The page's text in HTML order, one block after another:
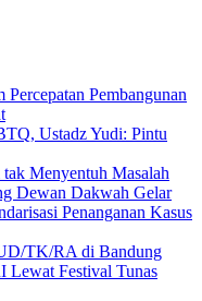
Pembangunan
Ustadz Yudi: Pintu
Menyentuh Masalah
Dewan Dakwah Gelar
Penanganan Kasus
TK/RA di Bandung
Lewat Festival Tunas